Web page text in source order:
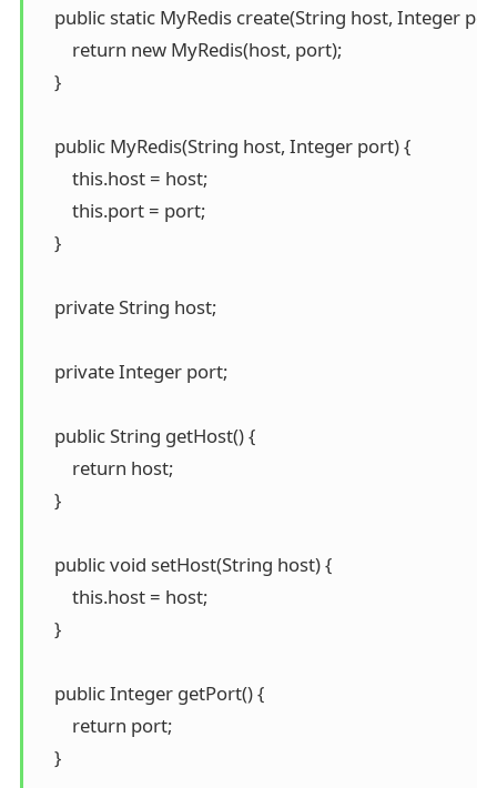
public static MyRedis create(String host, Integer
        return new MyRedis(host, port);
    }
    public MyRedis(String host, Integer port) {
        this.host = host;
        this.port = port;
    }
    private String host;
    private Integer port;
    public String getHost() {
        return host;
    }
    public void setHost(String host) {
        this.host = host;
    }
    public Integer getPort() {
        return port;
    }